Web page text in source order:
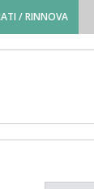
/ RINNOVA